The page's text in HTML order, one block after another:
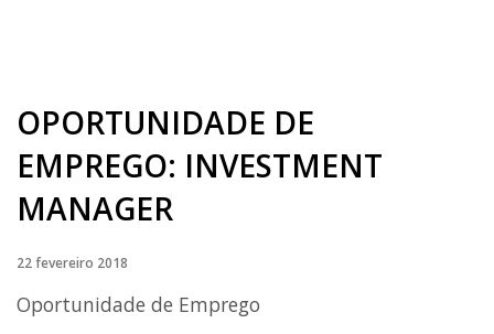
OPORTUNIDADE DE
EMPREGO: INVESTMENT
MANAGER
22 fevereiro 2018
Oportunidade de Emprego